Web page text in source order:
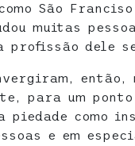
São
muitas
dele
então,
para um
piedade como
e em